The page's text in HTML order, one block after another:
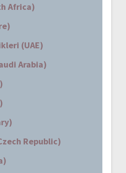
Africa)
(UAE)
Arabia)
Republic)